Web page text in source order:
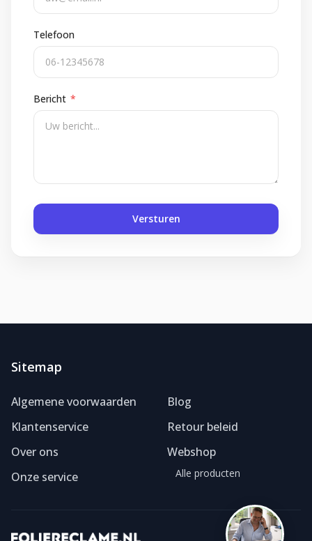
Telefoon
Bericht *
Versturen
Sitemap
Algemene voorwaarden
Klantenservice
Over ons
Onze service
Blog
Retour beleid
Webshop
Alle producten